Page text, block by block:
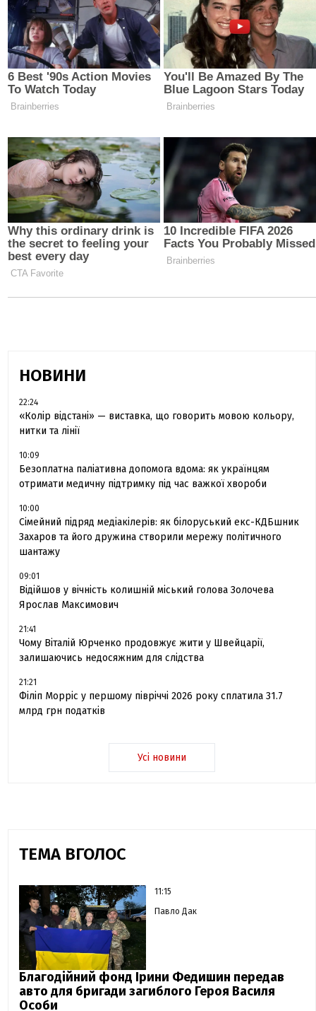
НОВИНИ
22:24
«Колір відстані» — виставка, що говорить мовою кольору,
нитки та лінії
10:09
Безоплатна паліативна допомога вдома: як українцям
отримати медичну підтримку під час важкої хвороби
10:00
Сімейний підряд медіакілерів: як білоруський екс-КДБшник
Захаров та його дружина створили мережу політичного
шантажу
09:01
Відійшов у вічність колишній міський голова Золочева
Ярослав Максимович
21:41
Чому Віталій Юрченко продовжує жити у Швейцарії,
залишаючись недосяжним для слідства
21:21
Філіп Морріс у першому півріччі 2026 року сплатила 31.7
млрд грн податків
Усі новини
ТЕМА ВГОЛОС
11:15
Павло Дак
Благодійний фонд Ірини Федишин передав
авто для бригади загиблого Героя Василя
Особи